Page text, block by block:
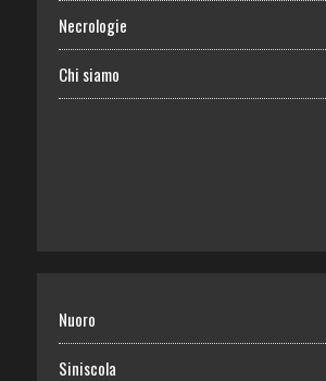
Necrologie
Chi siamo
Nuoro
Siniscola